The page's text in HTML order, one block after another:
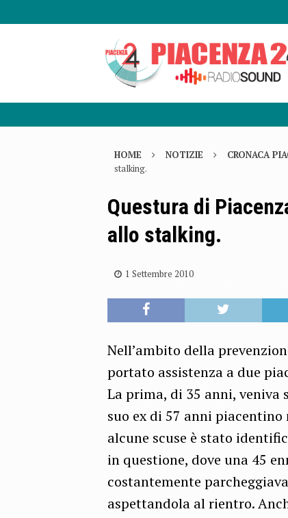
HOME NOTIZIE CRONACA
stalking.
Questura di
allo stalking.
1 Settembre 2010
Nell’ambito della
portato assistenza a due
La prima, di 35 anni,
suo ex di 57 anni piacentino
alcune scuse è stato
in questione, dove una 45
costantemente
aspettandola al rientro.